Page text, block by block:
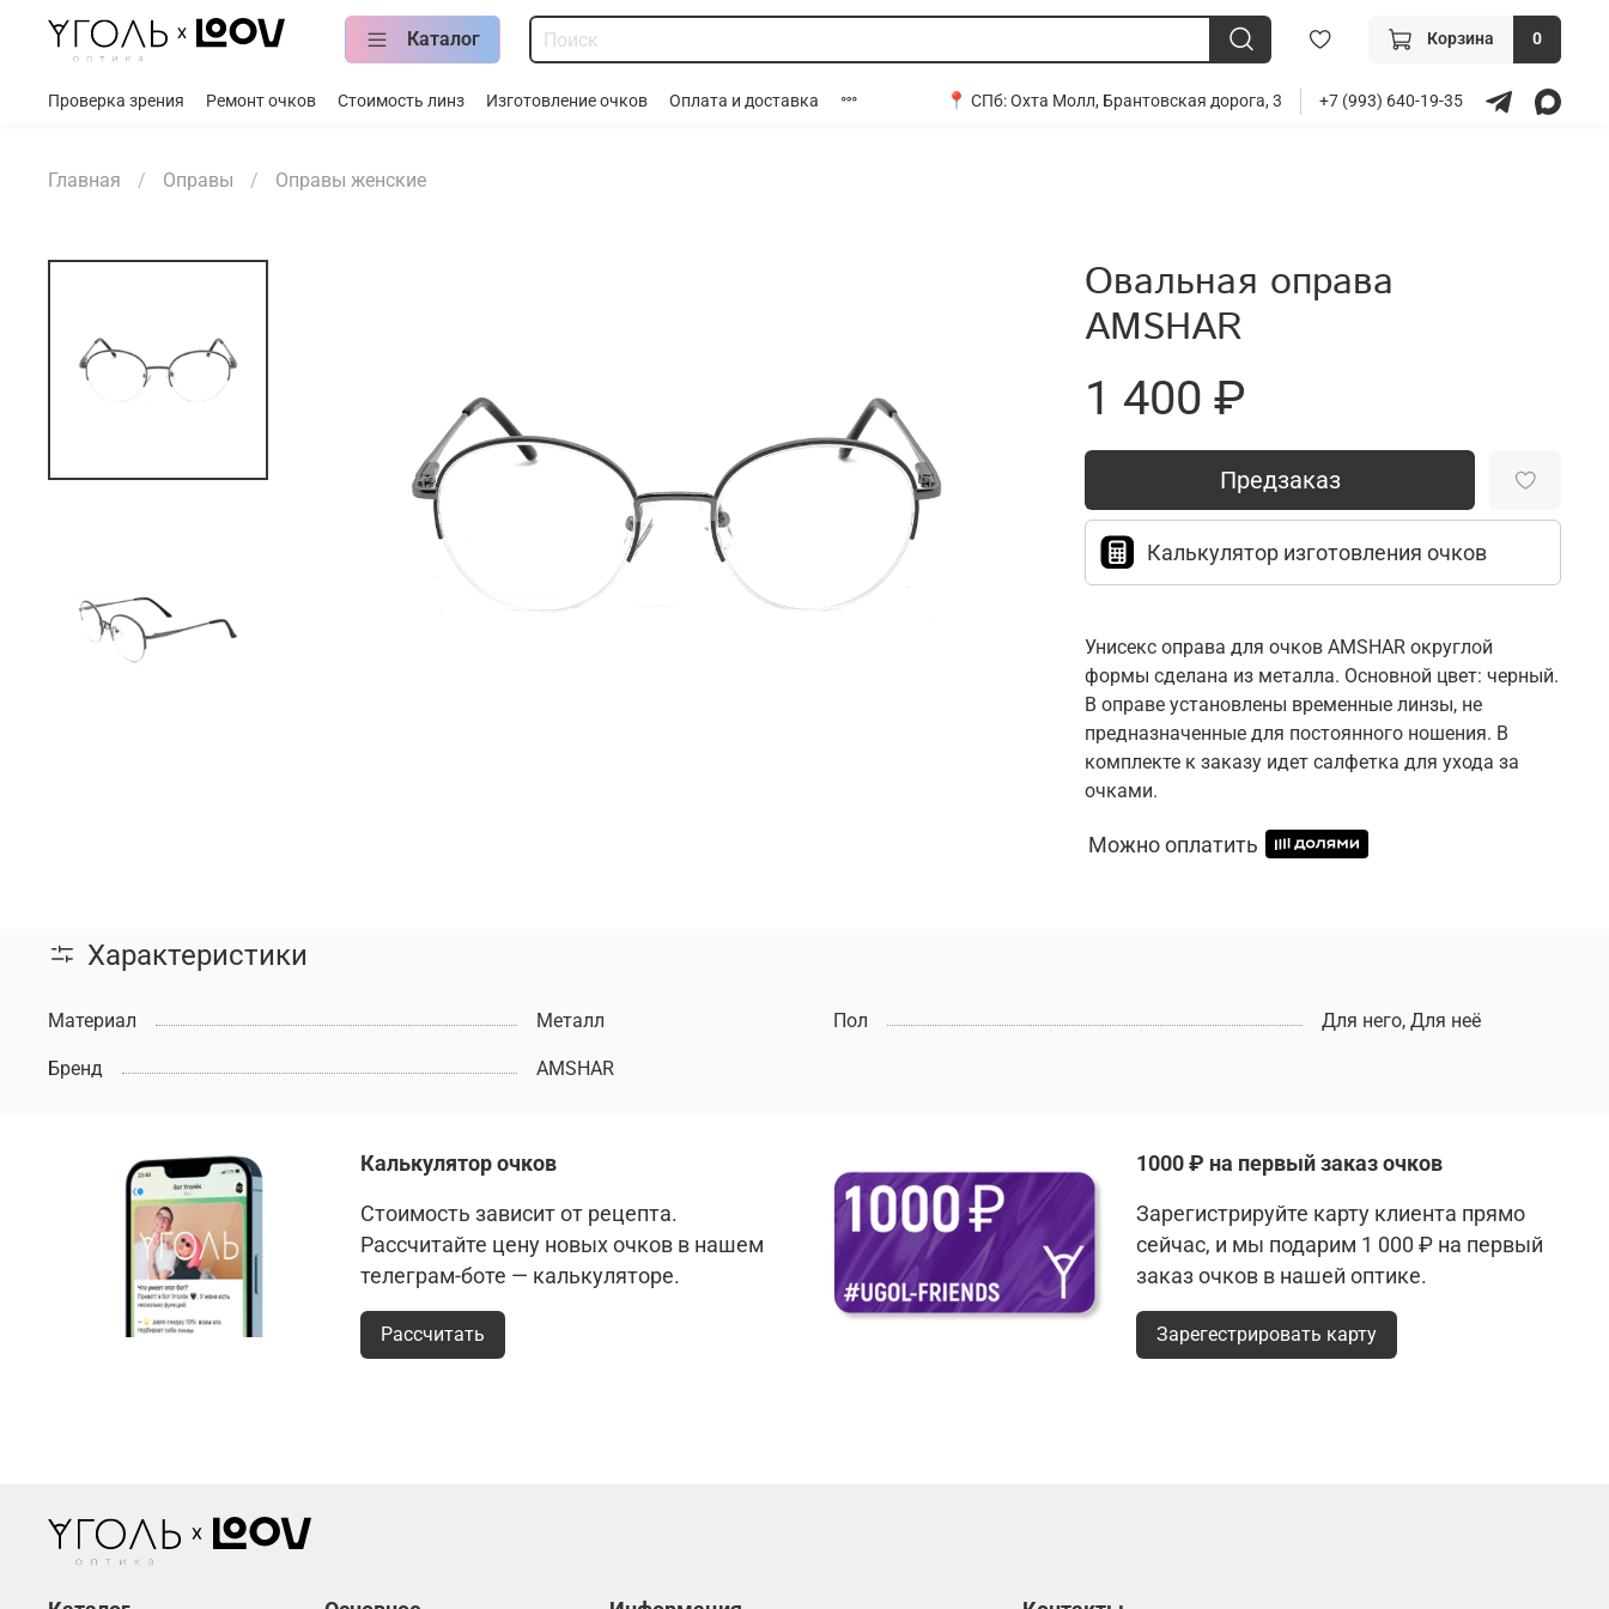
Каталог Корзина 0
Проверка зрения Ремонт очков Стоимость линз Изготовление очков Оплата и доставка 📍 СПб:Охта Молл, Брантовская дорога, 3 +7 (993) 640-19-35
Главная Оправы Оправы женские
Овальная оправа
AMSHAR
1 400 ₽
Предзаказ
Калькулятор изготовления очков
Унисекс оправа для очков AMSHAR округлой
формы сделана из металла. Основной цвет: черный.
В оправе установлены временные линзы, не
предназначенные для постоянного ношения. В
комплекте к заказу идет салфетка для ухода за
очками.
Можно оплатить
Характеристики
Материал Металл Пол Для него, Для неё
Бренд AMSHAR
Калькулятор очков
Стоимость зависит от рецепта.
Рассчитайте цену новых очков в нашем
телеграм-боте — калькуляторе.
Рассчитать
1000 ₽ на первый заказ очков
Зарегистрируйте карту клиента прямо
сейчас, и мы подарим 1 000 ₽ на первый
заказ очков в нашей оптике.
Зарегестрировать карту